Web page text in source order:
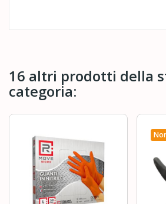
16 altri prodotti della
categoria: